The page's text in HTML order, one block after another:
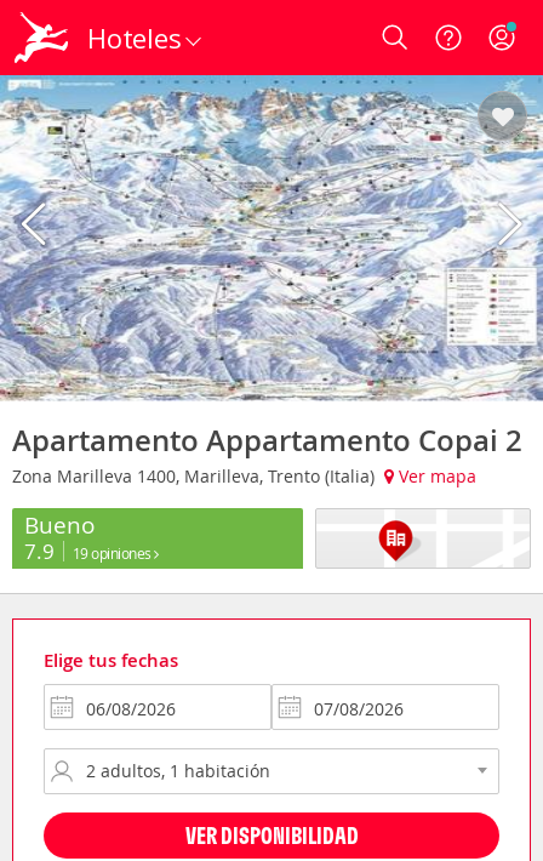
Hoteles Login
Apartamento Appartamento Copai 2
Zona Marilleva 1400, Marilleva, Trento (Italia) Ver mapa
Bueno
7.9 19 opiniones
Elige tus fechas
VER DISPONIBILIDAD